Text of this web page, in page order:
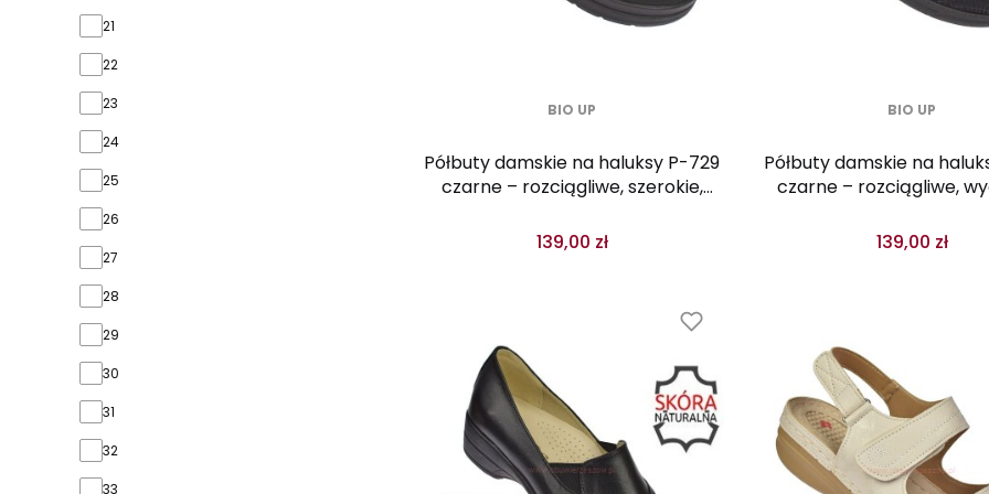
21
22
23
24
25
26
27
28
29
30
31
32
33
BIO UP
Półbuty damskie na haluksy P-729
czarne – rozciągliwe, szerokie,
139,00 zł
BIO UP
Półbuty damskie na
czarne – rozciągliwe,
139,00 zł